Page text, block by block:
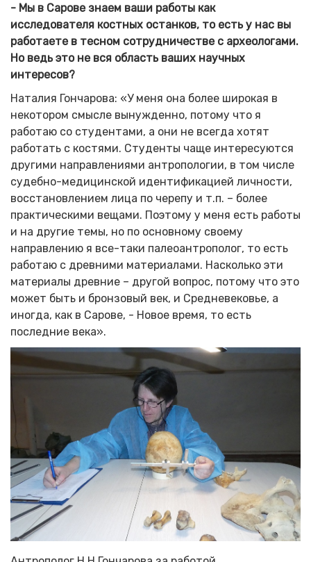
- Мы в Сарове знаем ваши работы как
исследователя костных останков, то есть у нас вы
работаете в тесном сотрудничестве с археологами.
Но ведь это не вся область ваших научных
интересов?
Наталия Гончарова: «У меня она более широкая в
некотором смысле вынужденно, потому что я
работаю со студентами, а они не всегда хотят
работать с костями. Студенты чаще интересуются
другими направлениями антропологии, в том числе
судебно-медицинской идентификацией личности,
восстановлением лица по черепу и т.п. – более
практическими вещами. Поэтому у меня есть работы
и на другие темы, но по основному своему
направлению я все-таки палеоантрополог, то есть
работаю с древними материалами. Насколько эти
материалы древние – другой вопрос, потому что это
может быть и бронзовый век, и Средневековье, а
иногда, как в Сарове, - Новое время, то есть
последние века».